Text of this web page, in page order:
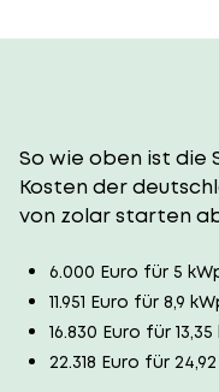
So wie oben ist die
Kosten der
von zolar starten
6.000 Euro für 5
11.951 Euro für 8,9
16.830 Euro für
22.318 Euro für